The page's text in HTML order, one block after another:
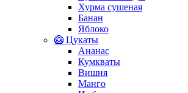
Хурма сушеная
Банан
Яблоко
🥝 Цукаты
Ананас
Кумкваты
Вишня
Манго